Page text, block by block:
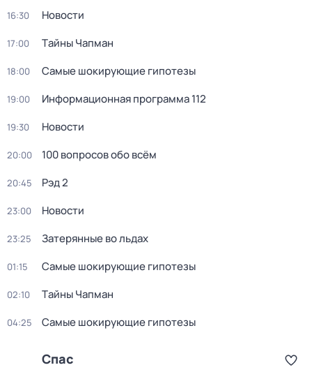
16:30 Новости
17:00 Тaйны Чапман
18:00 Самые шoкиpующие гипотезы
19:00 Информационная программа 112
19:30 Новости
20:00 100 вопросов обо всём
20:45 Рэд 2
23:00 Новости
23:25 Затерянные во льдах
01:15 Самые шoкиpующие гипотезы
02:10 Тaйны Чапман
04:25 Самые шoкиpующие гипотезы
Спас